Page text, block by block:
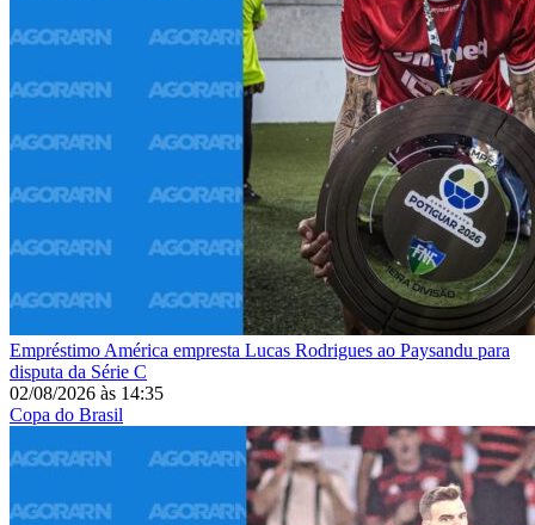
Empréstimo América empresta Lucas Rodrigues ao Paysandu para
disputa da Série C
02/08/2026 às 14:35
Copa do Brasil